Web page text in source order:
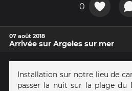
0
07 août 2018
Arrivée sur Argeles sur mer
Installation sur notre lieu de
passer la nuit sur la plage du